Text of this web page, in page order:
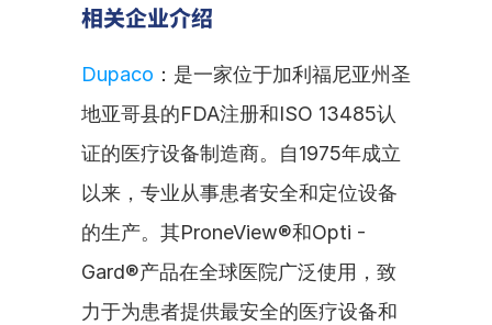
相关企业介绍
Dupaco ：是一家位于加利福尼亚州圣
地亚哥县的FDA注册和ISO 13485认
证的医疗设备制造商。自1975年成立
以来，专业从事患者安全和定位设备
的生产。其ProneView®和Opti -
Gard®产品在全球医院广泛使用，致
力于为患者提供最安全的医疗设备和